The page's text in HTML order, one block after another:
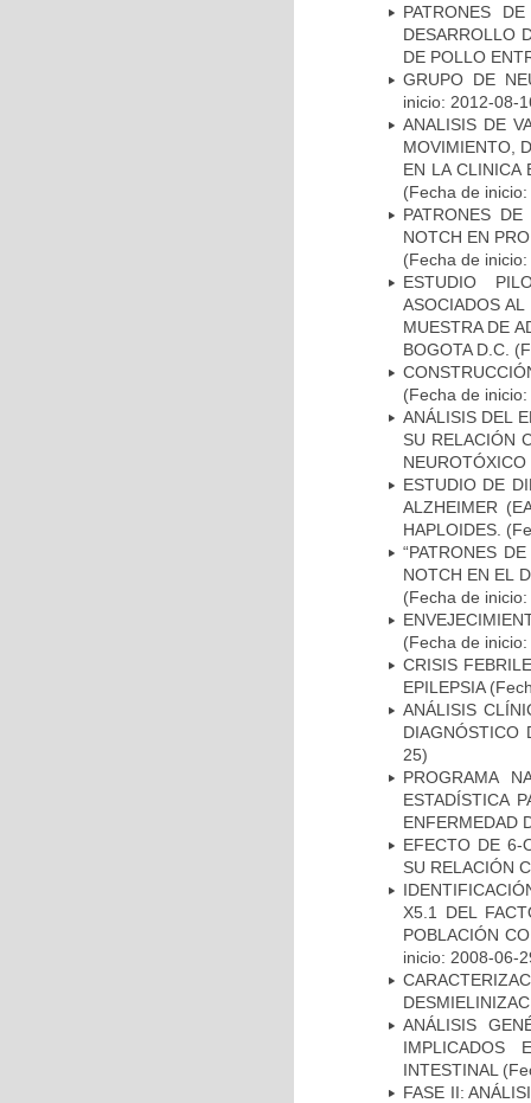
PATRONES
DESARROLLO
DE POLLO
GRUPO DE
inicio: 2012-08-
ANALISIS DE
MOVIMIENTO,
EN LA CLINICA
(Fecha de
PATRONES
NOTCH EN
(Fecha de
ESTUDIO
ASOCIADOS
MUESTRA DE
BOGOTA D.C.
(Fecha de
ANÁLISIS DEL
SU RELACIÓN
NEUROTÓXICO
ESTUDIO DE
ALZHEIMER
HAPLOIDES.
“PATRONES
NOTCH EN EL
(Fecha de
(Fecha de
CRISIS
EPILEPSIA
ANÁLISIS
DIAGNÓSTICO
25)
PROGRAMA
ESTADÍSTICA
ENFERMEDAD
EFECTO DE 6-
SU RELACIÓN
X5.1 DEL
POBLACIÓN
inicio: 2008-06-
ANÁLISIS
IMPLICADOS
INTESTINAL
FASE II: